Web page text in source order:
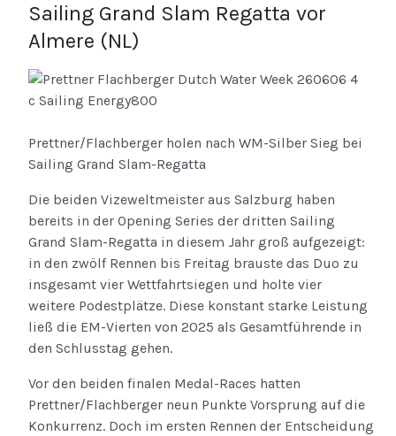
Sailing Grand Slam Regatta vor
Almere (NL)
Prettner/Flachberger holen nach WM-Silber Sieg bei
Sailing Grand Slam-Regatta
Die beiden Vizeweltmeister aus Salzburg haben
bereits in der Opening Series der dritten Sailing
Grand Slam-Regatta in diesem Jahr groß aufgezeigt:
in den zwölf Rennen bis Freitag brauste das Duo zu
insgesamt vier Wettfahrtsiegen und holte vier
weitere Podestplätze. Diese konstant starke Leistung
ließ die EM-Vierten von 2025 als Gesamtführende in
den Schlusstag gehen.
Vor den beiden finalen Medal-Races hatten
Prettner/Flachberger neun Punkte Vorsprung auf die
Konkurrenz. Doch im ersten Rennen der Entscheidung